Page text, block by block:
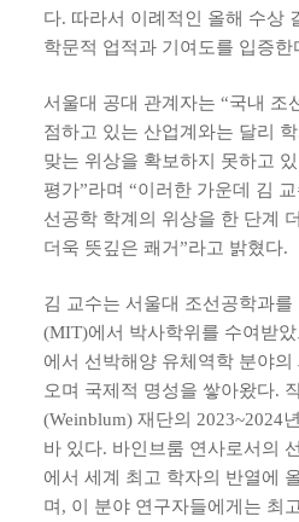
다. 따라서 이례적인 올해 수상
학문적 업적과 기여도를 입증한
서울대 공대 관계자는 “국내 조
점하고 있는 산업계와는 달리
맞는 위상을 확보하지 못하고
평가”라며 “이러한 가운데 김
선공학 학계의 위상을 한 단계
더욱 뜻깊은 쾌거”라고 밝혔다.
김 교수는 서울대 조선공학과를
(MIT)에서 박사학위를 수여받
에서 선박해양 유체역학 분야의
오며 국제적 명성을 쌓아왔다.
(Weinblum) 재단의 2023~2024
바 있다. 바인브룸 연사로서의
에서 세계 최고 학자의 반열에
며, 이 분야 연구자들에게는 최